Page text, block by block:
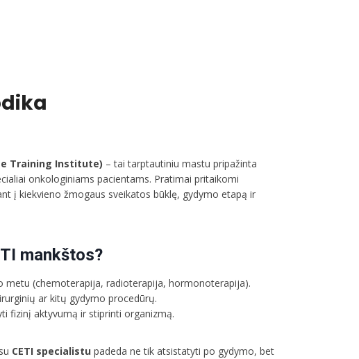
Training Institute) – tai tarptautiniu mastu pripažinta
onkologiniams pacientams. Pratimai pritaikomi
į kiekvieno žmogaus sveikatos būklę, gydymo etapą ir
mankštos?
metu (chemoterapija, radioterapija, hormonoterapija).
ar kitų gydymo procedūrų.
fizinį aktyvumą ir stiprinti organizmą.
CETI specialistu padeda ne tik atsistatyti po gydymo, bet